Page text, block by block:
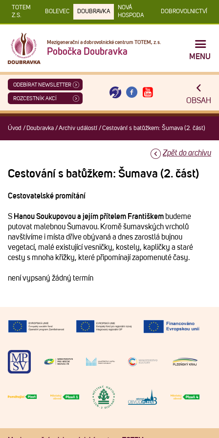
TOTEM
Z.S.
BOLEVEC DOUBRAVKA
NOVÁ
HOSPODA
DOBROVOLNICTVÍ
Mezigenerační a dobrovolnické centrum TOTEM, z.s.
Pobočka Doubravka
MENU
ODEBÍRAT NEWSLETTER
ROZCESTNÍK AKCÍ OBSAH
Úvod / Doubravka /Archiv událostí /Cestování s batůžkem: Šumava (2. část)
Zpět do archivu
Cestování s batůžkem: Šumava (2. část)
Cestovatelské promítání
S Hanou Soukupovou a jejím přítelem Františkem budeme
putovat malebnou Šumavou. Kromě šumavských vrcholů
navštívíme i místa dříve obývaná a dnes zarostlá bujnou
vegetací, malé existující vesničky, kostely, kapličky a staré
cesty s mnoha křížky, které připomínají zapomenuté časy.
není vypsaný žádný termín